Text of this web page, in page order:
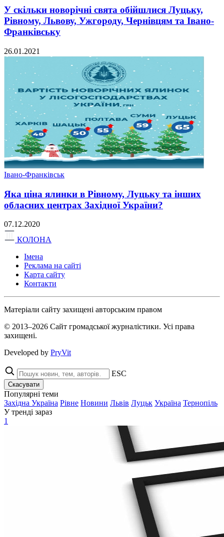
У скільки новорічні свята обійшлися Луцьку,
Рівному, Львову, Ужгороду, Чернівцям та Івано-
Франківську
26.01.2021
Івано-Франківськ
Яка ціна ялинки в Рівному, Луцьку та інших
обласних центрах Західної України?
07.12.2020
КОЛОНА
Імена
Реклама на сайті
Карта сайту
Контакти
Матеріали сайту захищені авторським правом
© 2013–2026 Сайт громадської журналістики. Усі права
захищені.
Developed by PryVit
ESC
Скасувати
Популярні теми
Західна Україна Рівне Новини Львів Луцьк Україна Тернопіль
У тренді зараз
1